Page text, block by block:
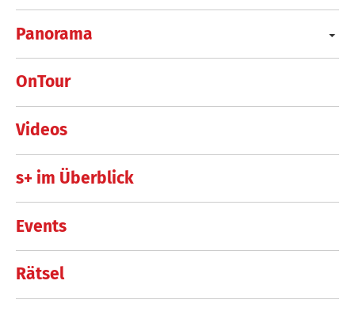
Panorama
OnTour
Videos
s+ im Überblick
Events
Rätsel